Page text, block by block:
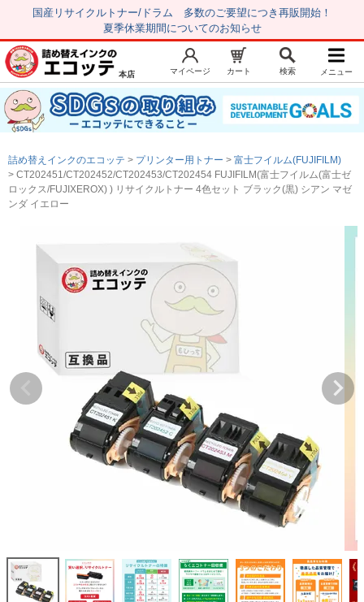
国産リサイクルトナー/ドラム 多数のご要望につき再販開始！
夏季休業期間についてのお知らせ
新規会員登録 マイページ
トップページ お気に入り
注文履歴 レビュー履歴
はじめての方へ
初心者用セット
キャノンインク
エプソンインク
ブラザーインク
詰め替えインク
互換インクボトル
互換インクカートリッジ
再生インクカートリッジ
ご利用ガイド
本店 マイページ カート 検索 メニュー
詰め替えインクのエコッテ プリンター用トナー
富士フイルム(FUJIFILM)
CT202451/CT202452/CT202453/CT202454 FUJIFILM(富士フイルム(富士ゼ
ロックス/FUJIXEROX) ) リサイクルトナー 4色セット ブラック(黒) シアン マゼ
ンダ イエロー